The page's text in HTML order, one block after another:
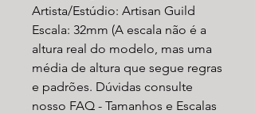
Artista/Estúdio: Artisan Guild
Escala: 32mm (A escala não é a
altura real do modelo, mas uma
média de altura que segue regras
e padrões. Dúvidas consulte
nosso FAQ - Tamanhos e Escalas